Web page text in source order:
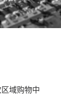
域购物中